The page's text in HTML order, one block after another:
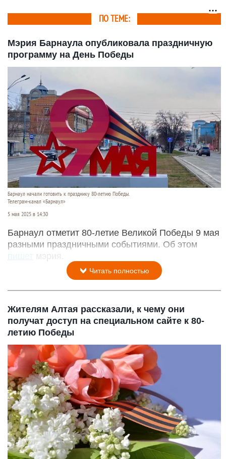
ПО ТЕМЕ:
Мэрия Барнаула опубликовала праздничную
программу на День Победы
Барнаул начали готовить к празднику 80-летию Победы.
Телеграм-канал «Барнаул»
5 мая 2025 в 14:30
Барнаул отметит 80-летие Великой Победы 9 мая
разными праздничными событиями. Об этом
пишет
мэрия.
Читать полностью
Жителям Алтая рассказали, к чему они
получат доступ на специальном сайте к 80-
летию Победы